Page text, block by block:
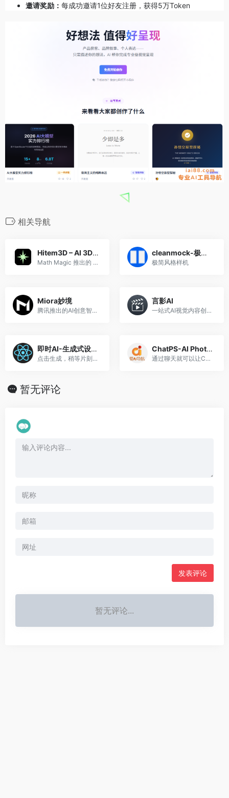
邀请奖励： 每成功邀请1位好友注册，获得5万Token
相关导航
Hitem3D – AI 3D模型生成器
Math Magic 推出的 AI 3D建模平台
cleanmock-极简样机
极简风格样机
Miora妙境
腾讯推出的AI创意智能体
言影AI
一站式AI视觉内容创作平台
即时AI-生成式设计工具
点击生成，稍等片刻， 你就将得到一组页面。 其中一个是低保真的原型线框图页面， 另一个则是高保真 UI 设计页面。
ChatPS-AI Photoshop插件
通过聊天就可以让ChatPs帮你操作PS进行操作
暂无评论
暂无评论...